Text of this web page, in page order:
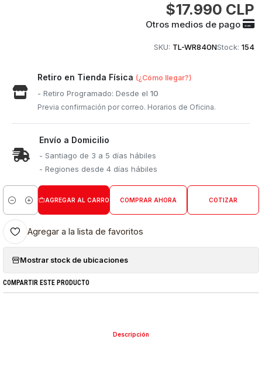
$17.990 CLP
Otros medios de pago
SKU: TL-WR840NStock: 154
Retiro en Tienda Física (¿Cómo llegar?)
- Retiro Programado: Desde el10
Previa confirmación por correo. Horarios de Oficina.
Envío a Domicilio
- Santiago de 3 a 5 días hábiles
- Regiones desde 4 días hábiles
Cantidad
AGREGAR AL CARRO COMPRAR AHORA COTIZAR
Agregar a la lista de favoritos
Mostrar stock de ubicaciones
COMPARTIR ESTE PRODUCTO
Descripción